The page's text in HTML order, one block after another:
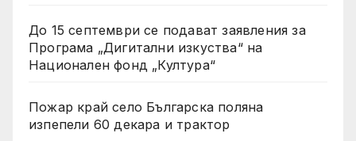
До 15 септември се подават заявления за
Програма „Дигитални изкуства“ на
Национален фонд „Култура“
Пожар край село Българска поляна
изпепели 60 декара и трактор